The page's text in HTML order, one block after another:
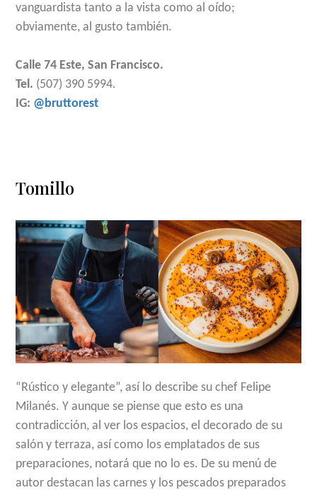
vanguardista tanto a la vista como al oído;
obviamente, al gusto también.
Calle 74 Este, San Francisco.
Tel. (507) 390 5994.
IG: @bruttorest
Tomillo
“Rústico y elegante”, así lo describe su chef Felipe
Milanés. Y aunque se piense que esto es una
contradicción, al ver los espacios, el decorado de su
salón y terraza, así como los emplatados de sus
preparaciones, notará que no lo es. De su menú de
autor destacan las carnes y los pescados preparados